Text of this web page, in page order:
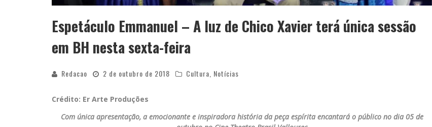
Espetáculo Emmanuel – A luz de Chico Xavier terá única sessão
em BH nesta sexta-feira
Redacao 2 de outubro de 2018 Cultura Notícias
Crédito: Er Arte Produções
Com única apresentação, a emocionante e inspiradora história da peça espírita encantará o público no dia 05 de